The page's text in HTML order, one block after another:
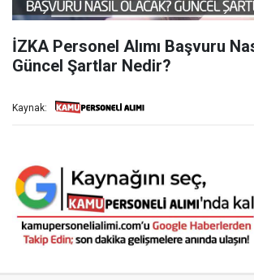
İZKA Personel Alımı Başvuru
Güncel Şartlar Nedir?
Kaynak: